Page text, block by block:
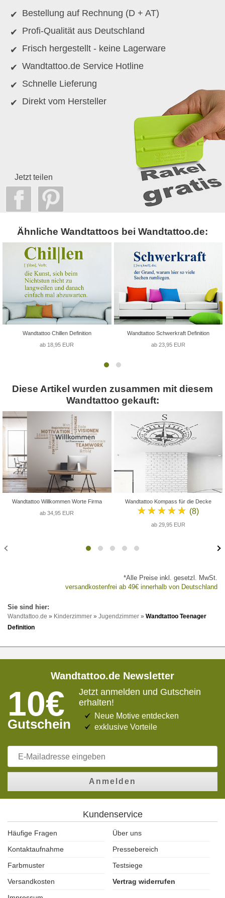
Bestellung auf Rechnung (D + AT)
Profi-Qualität aus Deutschland
Frisch hergestellt - keine Lagerware
Wandtattoo.de Service Hotline
Schnelle Lieferung
Direkt vom Hersteller
Jetzt teilen
Ähnliche Wandtattoos bei Wandtattoo.de:
Wandtattoo Chillen Definition
ab 18,95 EUR
Wandtattoo Schwerkraft Definition
ab 23,95 EUR
Diese Artikel wurden zusammen mit diesem
Wandtattoo gekauft:
Wandtattoo Willkommen Worte Firma
ab 34,95 EUR
Wandtattoo Kompass für die Decke
★★★★★ (8)
ab 29,95 EUR
*Alle Preise inkl. gesetzl. MwSt.
versandkostenfrei ab 49€ innerhalb von Deutschland
Wandtattoo.de » Kinderzimmer » Jugendzimmer » Wandtattoo Teenager
Definition
Wandtattoo.de Newsletter
10€
Gutschein
Jetzt anmelden und Gutschein
erhalten!
Neue Motive entdecken
exklusive Vorteile
Anmelden
Kundenservice
Häufige Fragen
Über uns
Kontaktaufnahme
Pressebereich
Farbmuster
Testsiege
Versandkosten
Vertrag widerrufen